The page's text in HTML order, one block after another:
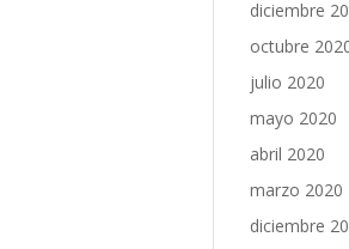
diciembre
octubre
julio 2020
mayo 2020
abril 2020
marzo 2020
diciembre